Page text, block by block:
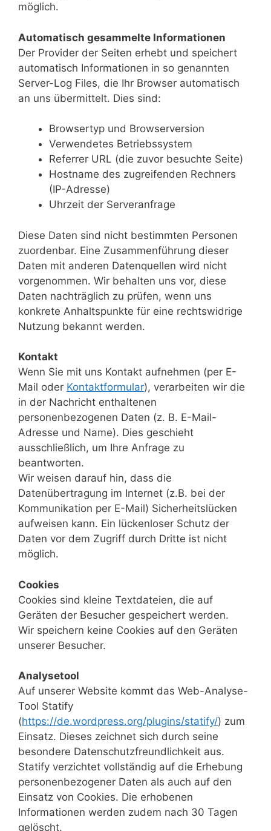
möglich.
Automatisch gesammelte Informationen
Der Provider der Seiten erhebt und speichert
automatisch Informationen in so genannten
Server-Log Files, die Ihr Browser automatisch
an uns übermittelt. Dies sind:
Browsertyp und Browserversion
Verwendetes Betriebssystem
Referrer URL (die zuvor besuchte Seite)
Hostname des zugreifenden Rechners
(IP-Adresse)
Uhrzeit der Serveranfrage
Diese Daten sind nicht bestimmten Personen
zuordenbar. Eine Zusammenführung dieser
Daten mit anderen Datenquellen wird nicht
vorgenommen. Wir behalten uns vor, diese
Daten nachträglich zu prüfen, wenn uns
konkrete Anhaltspunkte für eine rechtswidrige
Nutzung bekannt werden.
Kontakt
Wenn Sie mit uns Kontakt aufnehmen (per E-
Mail oder Kontaktformular), verarbeiten wir die
in der Nachricht enthaltenen
personenbezogenen Daten (z. B. E-Mail-
Adresse und Name). Dies geschieht
ausschließlich, um Ihre Anfrage zu
beantworten.
Wir weisen darauf hin, dass die
Datenübertragung im Internet (z.B. bei der
Kommunikation per E-Mail) Sicherheitslücken
aufweisen kann. Ein lückenloser Schutz der
Daten vor dem Zugriff durch Dritte ist nicht
möglich.
Cookies
Cookies sind kleine Textdateien, die auf
Geräten der Besucher gespeichert werden.
Wir speichern keine Cookies auf den Geräten
unserer Besucher.
Analysetool
Auf unserer Website kommt das Web-Analyse-
Tool Statify
(https://de.wordpress.org/plugins/statify/) zum
Einsatz. Dieses zeichnet sich durch seine
besondere Datenschutzfreundlichkeit aus.
Statify verzichtet vollständig auf die Erhebung
personenbezogener Daten als auch auf den
Einsatz von Cookies. Die erhobenen
Informationen werden zudem nach 30 Tagen
gelöscht.